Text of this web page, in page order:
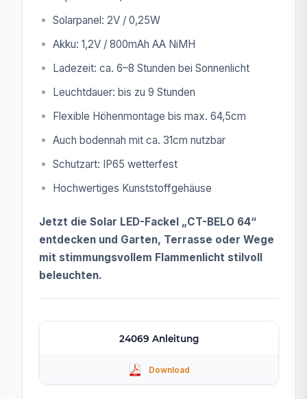
Solarpanel: 2V / 0,25W
Akku: 1,2V / 800mAh AA NiMH
Ladezeit: ca. 6–8 Stunden bei Sonnenlicht
Leuchtdauer: bis zu 9 Stunden
Flexible Höhenmontage bis max. 64,5cm
Auch bodennah mit ca. 31cm nutzbar
Schutzart: IP65 wetterfest
Hochwertiges Kunststoffgehäuse
Jetzt die Solar LED-Fackel „CT-BELO 64“
entdecken und Garten, Terrasse oder Wege
mit stimmungsvollem Flammenlicht stilvoll
beleuchten.
24069 Anleitung